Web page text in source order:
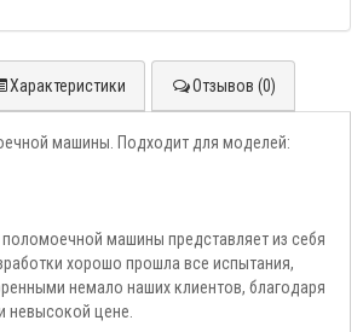
Характеристики Отзывов (0)
машины. Подходит для моделей:
машины представляет из себя
хорошо прошла все испытания,
немало наших клиентов, благодаря
невысокой цене.